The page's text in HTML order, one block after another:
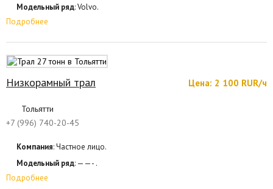
Модельный ряд: Volvo.
Подробнее
Низкорамный трал Цена: 2 100 RUR/ч
Тольятти
+7 (996) 740-20-45
Компания: Частное лицо.
Модельный ряд: ——- .
Подробнее